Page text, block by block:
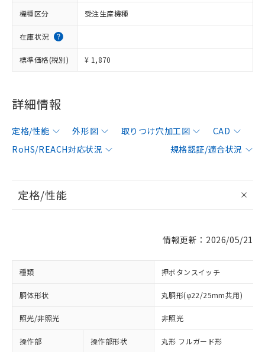
機種区分 受注生産機種
在庫状況
標準価格(税別) ¥ 1,870
詳細情報
定格/性能 外形図 取りつけ穴加工図
CAD
RoHS/REACH対応状況
規格認証/適合状況
定格/性能
情報更新：2026/05/21
種類 押ボタンスイッチ
胴体形状 丸胴形(φ22/25mm共用)
照光/非照光 非照光
操作部 操作部形状 丸形 フルガード形